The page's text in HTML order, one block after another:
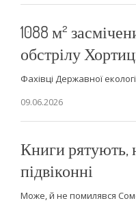
1088 м²
обстрілу
Фахівці Державної
09.06.2026
Книги рятують,
підвіконні
Може, й не помилявся